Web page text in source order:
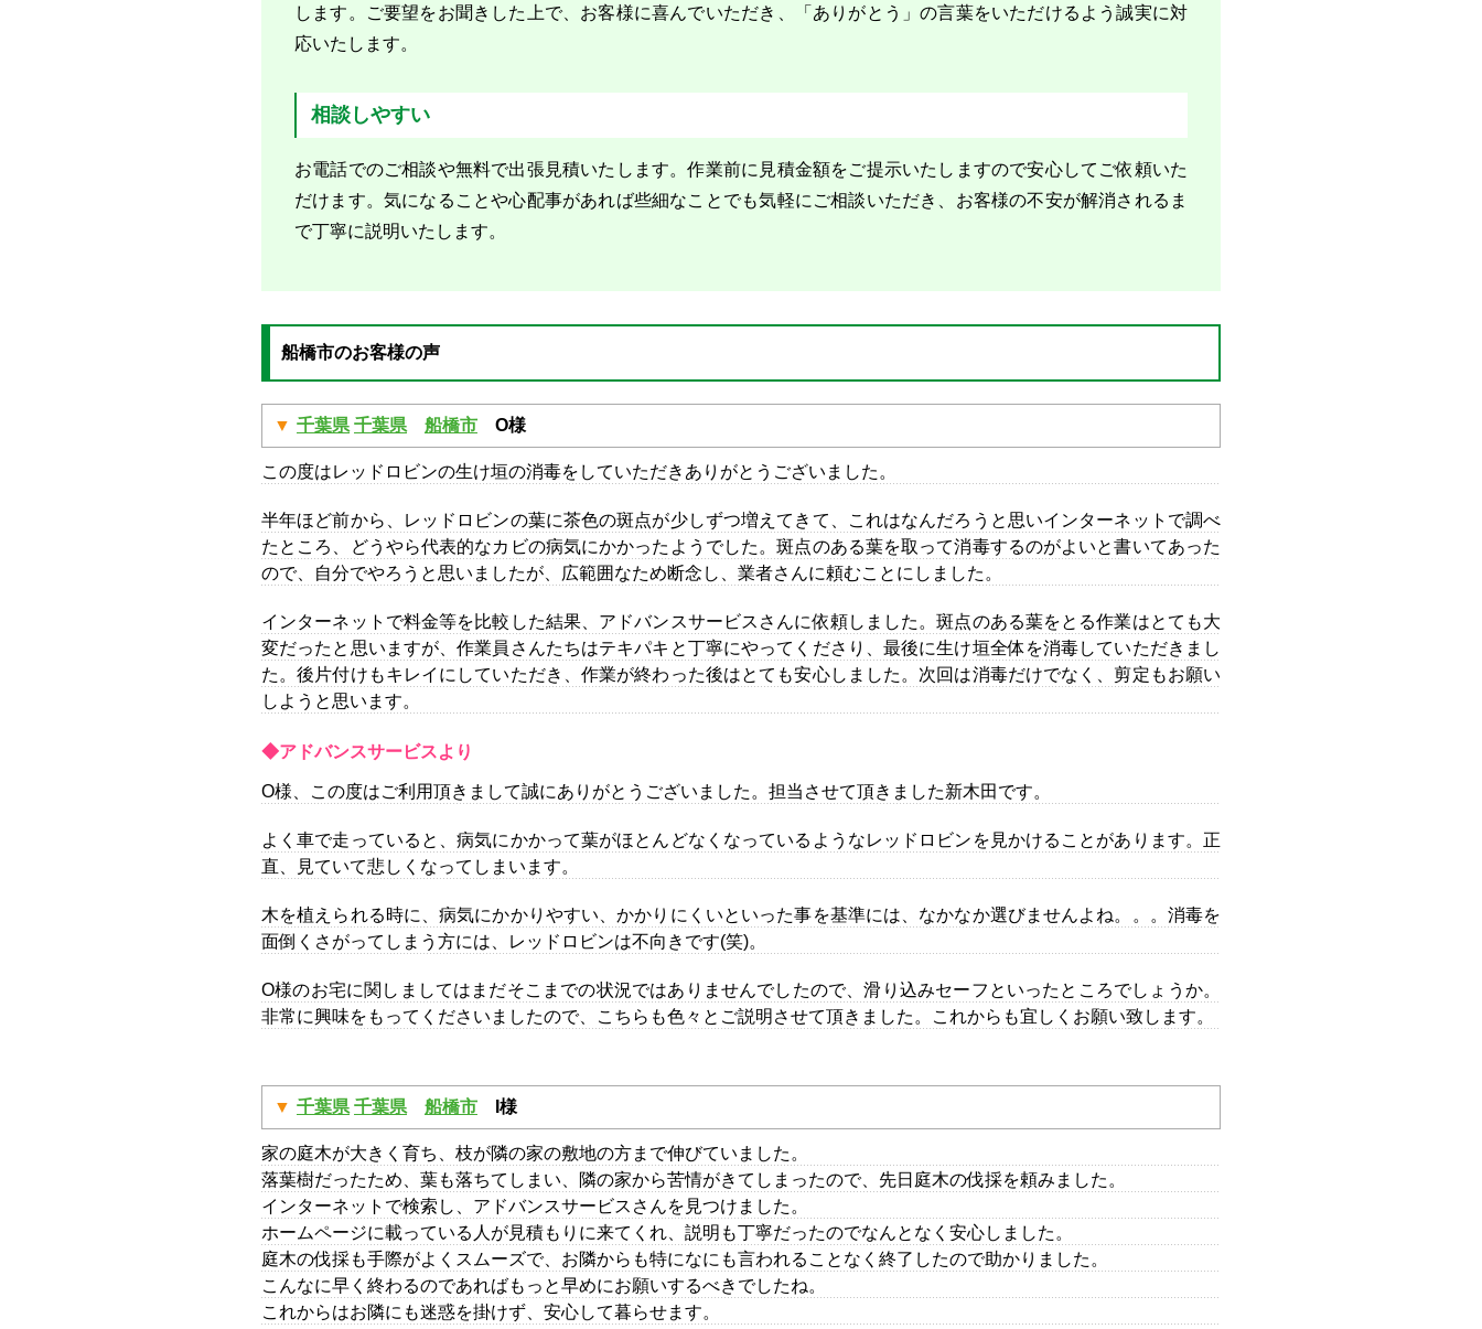
します。ご要望をお聞きした上で、お客様に喜んでいただき、「ありがとう」の言葉をいただけるよう誠実に対
応いたします。
相談しやすい
お電話でのご相談や無料で出張見積いたします。作業前に見積金額をご提示いたしますので安心してご依頼いた
だけます。気になることや心配事があれば些細なことでも気軽にご相談いただき、お客様の不安が解消されるま
で丁寧に説明いたします。
船橋市のお客様の声
千葉県 千葉県 船橋市 O様
この度はレッドロビンの生け垣の消毒をしていただきありがとうございました。
半年ほど前から、レッドロビンの葉に茶色の斑点が少しずつ増えてきて、これはなんだろうと思いインターネットで調べ
たところ、どうやら代表的なカビの病気にかかったようでした。斑点のある葉を取って消毒するのがよいと書いてあった
ので、自分でやろうと思いましたが、広範囲なため断念し、業者さんに頼むことにしました。
インターネットで料金等を比較した結果、アドバンスサービスさんに依頼しました。斑点のある葉をとる作業はとても大
変だったと思いますが、作業員さんたちはテキパキと丁寧にやってくださり、最後に生け垣全体を消毒していただきまし
た。後片付けもキレイにしていただき、作業が終わった後はとても安心しました。次回は消毒だけでなく、剪定もお願い
しようと思います。
◆アドバンスサービスより
O様、この度はご利用頂きまして誠にありがとうございました。担当させて頂きました新木田です。
よく車で走っていると、病気にかかって葉がほとんどなくなっているようなレッドロビンを見かけることがあります。正
直、見ていて悲しくなってしまいます。
木を植えられる時に、病気にかかりやすい、かかりにくいといった事を基準には、なかなか選びませんよね。。。消毒を
面倒くさがってしまう方には、レッドロビンは不向きです(笑)。
O様のお宅に関しましてはまだそこまでの状況ではありませんでしたので、滑り込みセーフといったところでしょうか。
非常に興味をもってくださいましたので、こちらも色々とご説明させて頂きました。これからも宜しくお願い致します。
千葉県 千葉県 船橋市 I様
家の庭木が大きく育ち、枝が隣の家の敷地の方まで伸びていました。
落葉樹だったため、葉も落ちてしまい、隣の家から苦情がきてしまったので、先日庭木の伐採を頼みました。
インターネットで検索し、アドバンスサービスさんを見つけました。
ホームページに載っている人が見積もりに来てくれ、説明も丁寧だったのでなんとなく安心しました。
庭木の伐採も手際がよくスムーズで、お隣からも特になにも言われることなく終了したので助かりました。
こんなに早く終わるのであればもっと早めにお願いするべきでしたね。
これからはお隣にも迷惑を掛けず、安心して暮らせます。